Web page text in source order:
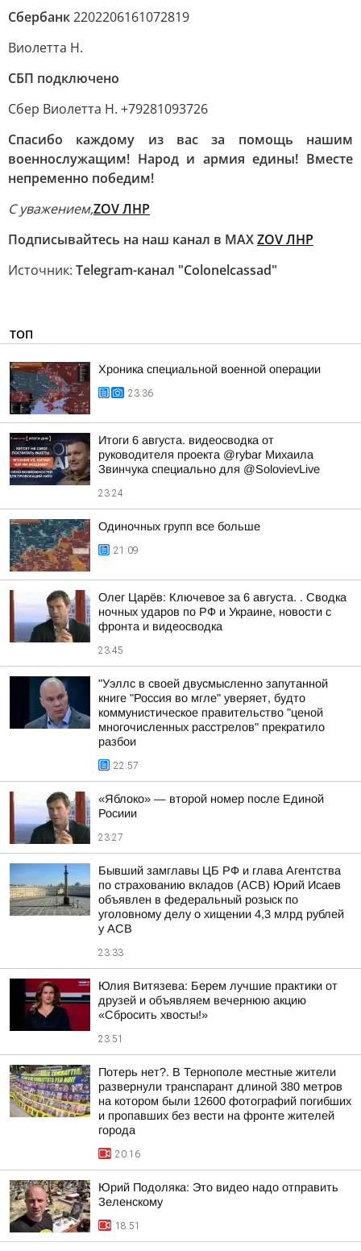
Сбербанк2202206161072819
Виолетта Н.
СБП подключено
Сбер Виолетта Н. +79281093726
Спасибо каждому из вас за помощь нашим
военнослужащим! Народ и армия едины! Вместе
непременно победим!
С уважением,ZOV ЛНР
Подписывайтесь на наш канал в МАХZOV ЛНР
Источник: Telegram-канал "Colonelcassad"
ТОП
Хроника специальной военной операции
23:36
Итоги 6 августа. видеосводка от
руководителя проекта @rybar Михаила
Звинчука специально для @SolovievLive
23:24
Одиночных групп все больше
21:09
Олег Царёв: Ключевое за 6 августа. . Сводка
ночных ударов по РФ и Украине, новости с
фронта и видеосводка
23:45
"Уэллс в своей двусмысленно запутанной
книге "Россия во мгле" уверяет, будто
коммунистическое правительство "ценой
многочисленных расстрелов" прекратило
разбои
22:57
«Яблоко» — второй номер после Единой
Росиии
23:27
Бывший замглавы ЦБ РФ и глава Агентства
по страхованию вкладов (АСВ) Юрий Исаев
объявлен в федеральный розыск по
уголовному делу о хищении 4,3 млрд рублей
у АСВ
23:33
Юлия Витязева: Берем лучшие практики от
друзей и объявляем вечернюю акцию
«Сбросить хвосты!»
23:51
Потерь нет?. В Тернополе местные жители
развернули транспарант длиной 380 метров
на котором были 12600 фотографий погибших
и пропавших без вести на фронте жителей
города
20:16
Юрий Подоляка: Это видео надо отправить
Зеленскому
18:51